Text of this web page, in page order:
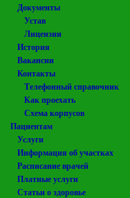
Документы
Устав
Лицензии
История
Вакансии
Контакты
Телефонный справочник
Как проехать
Схема корпусов
Пациентам
Услуги
Информация об участках
Расписание врачей
Платные услуги
Статьи о здоровье